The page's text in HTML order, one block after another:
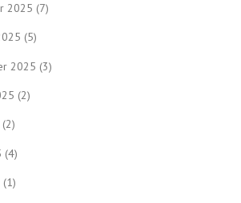
2025 (7)
(5)
2025 (3)
(2)
(2)
(4)
(1)